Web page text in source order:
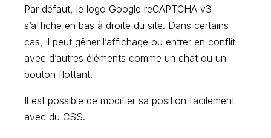
Par défaut, le logo Google reCAPTCHA v3
s’affiche en bas à droite du site. Dans certains
cas, il peut gêner l’affichage ou entrer en conflit
avec d’autres éléments comme un chat ou un
bouton flottant.
Il est possible de modifier sa position facilement
avec du CSS.